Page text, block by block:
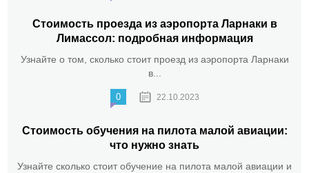
Стоимость проезда из аэропорта Ларнаки в
Лимассол: подробная информация
Узнайте о том, сколько стоит проезд из аэропорта Ларнаки
в...
0 22.10.2023
Стоимость обучения на пилота малой авиации:
что нужно знать
Узнайте сколько стоит обучение на пилота малой авиации и